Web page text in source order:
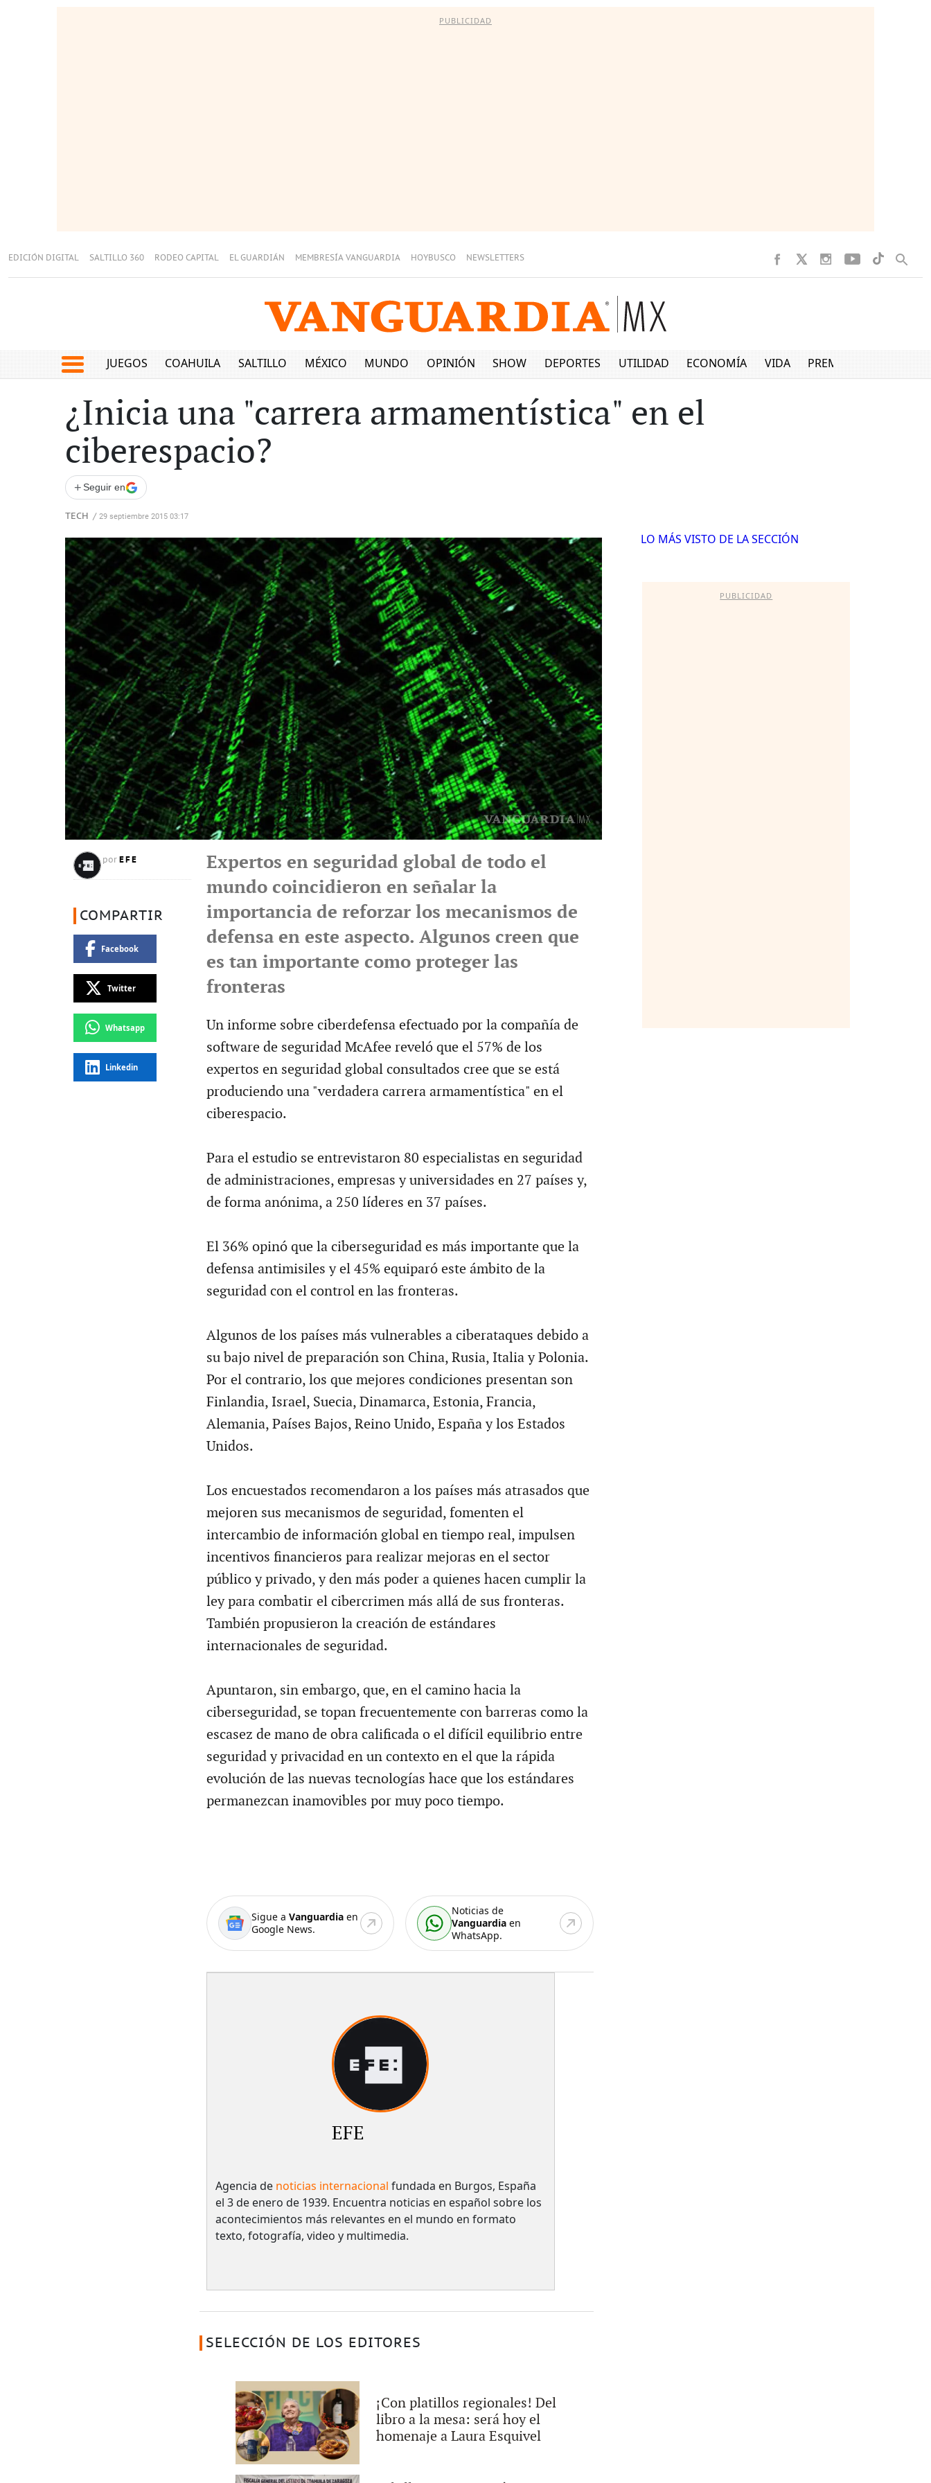
PUBLICIDAD
EDICIÓN DIGITAL SALTILLO 360 RODEO CAPITAL EL GUARDIÁN MEMBRESÍA VANGUARDIA HOYBUSCO NEWSLETTERS
JUEGOS COAHUILA SALTILLO MÉXICO MUNDO OPINIÓN SHOW DEPORTES UTILIDAD ECONOMÍA VIDA PREMIUM
¿Inicia una "carrera armamentística" en el
ciberespacio?
+ Seguir en
TECH / 29 septiembre 2015 03:17
por EFE
COMPARTIR
Facebook
Twitter
Whatsapp
Linkedin
Expertos en seguridad global de todo el
mundo coincidieron en señalar la
importancia de reforzar los mecanismos de
defensa en este aspecto. Algunos creen que
es tan importante como proteger las
fronteras
Un informe sobre ciberdefensa efectuado por la compañía de
software de seguridad McAfee reveló que el 57% de los
expertos en seguridad global consultados cree que se está
produciendo una "verdadera carrera armamentística" en el
ciberespacio.
Para el estudio se entrevistaron 80 especialistas en seguridad
de administraciones, empresas y universidades en 27 países y,
de forma anónima, a 250 líderes en 37 países.
El 36% opinó que la ciberseguridad es más importante que la
defensa antimisiles y el 45% equiparó este ámbito de la
seguridad con el control en las fronteras.
Algunos de los países más vulnerables a ciberataques debido a
su bajo nivel de preparación son China, Rusia, Italia y Polonia.
Por el contrario, los que mejores condiciones presentan son
Finlandia, Israel, Suecia, Dinamarca, Estonia, Francia,
Alemania, Países Bajos, Reino Unido, España y los Estados
Unidos.
Los encuestados recomendaron a los países más atrasados que
mejoren sus mecanismos de seguridad, fomenten el
intercambio de información global en tiempo real, impulsen
incentivos financieros para realizar mejoras en el sector
público y privado, y den más poder a quienes hacen cumplir la
ley para combatir el cibercrimen más allá de sus fronteras.
También propusieron la creación de estándares
internacionales de seguridad.
Apuntaron, sin embargo, que, en el camino hacia la
ciberseguridad, se topan frecuentemente con barreras como la
escasez de mano de obra calificada o el difícil equilibrio entre
seguridad y privacidad en un contexto en el que la rápida
evolución de las nuevas tecnologías hace que los estándares
permanezcan inamovibles por muy poco tiempo.
Sigue a Vanguardiaen
Google News.
Noticias de
Vanguardia en
WhatsApp.
EFE
Agencia de noticias internacional fundada en Burgos, España
el 3 de enero de 1939. Encuentra noticias en español sobre los
acontecimientos más relevantes en el mundo en formato
texto, fotografía, video y multimedia.
SELECCIÓN DE LOS EDITORES
¡Con platillos regionales! Del
libro a la mesa: será hoy el
homenaje a Laura Esquivel
LO MÁS VISTO DE LA SECCIÓN
PUBLICIDAD